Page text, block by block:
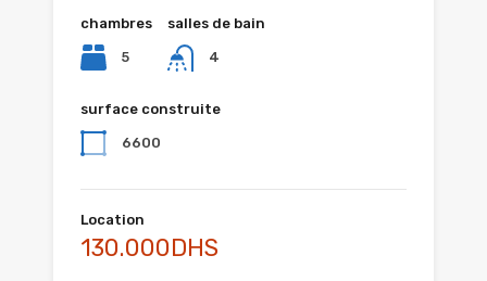
chambres
5
salles de bain
4
surface construite
6600
Location
130.000DHS